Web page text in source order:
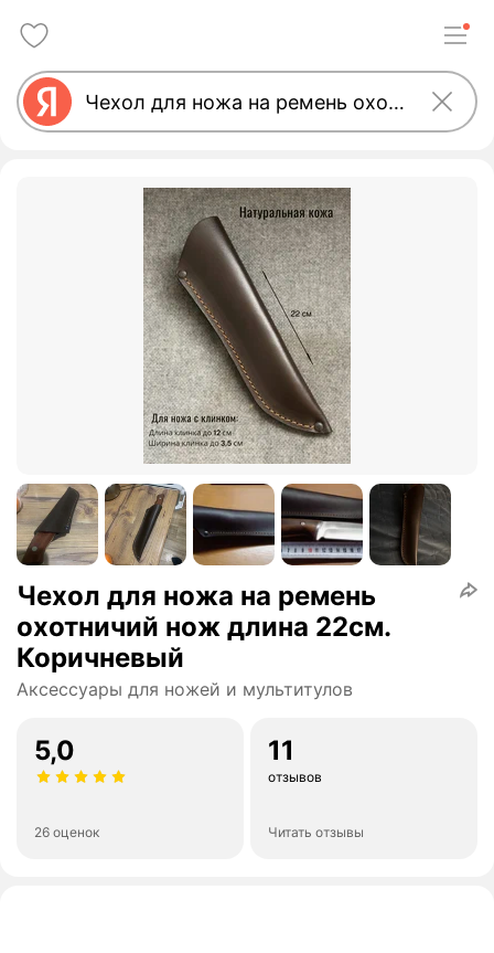
Чехол для ножа на ремень
охотничий нож длина 22см.
Коричневый
Аксессуары для ножей и мультитулов
5,0
26 оценок
11
отзывов
Читать отзывы